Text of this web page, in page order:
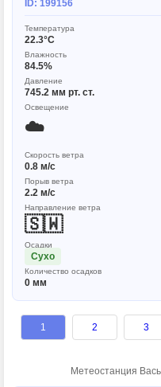
ID: 199156
Температура
22.3°C
Влажность
84.5%
Давление
745.2 мм рт. ст.
Освещение
☁️
Скорость ветра
0.8 м/с
Порыв ветра
2.2 м/с
Направление ветра
🇸🇼
Осадки
Сухо
Количество осадков
0 мм
1 2 3
Метеостанция